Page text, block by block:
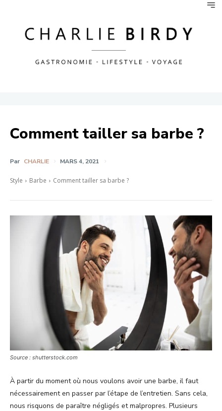
Comment tailler sa barbe ?
Par CHARLIE MARS 4, 2021
Style Barbe Comment tailler sa barbe ?
Source : shutterstock.com
À partir du moment où nous voulons avoir une barbe, il faut
nécessairement en passer par l’étape de l’entretien. Sans cela,
nous risquons de paraître négligés et malpropres. Plusieurs